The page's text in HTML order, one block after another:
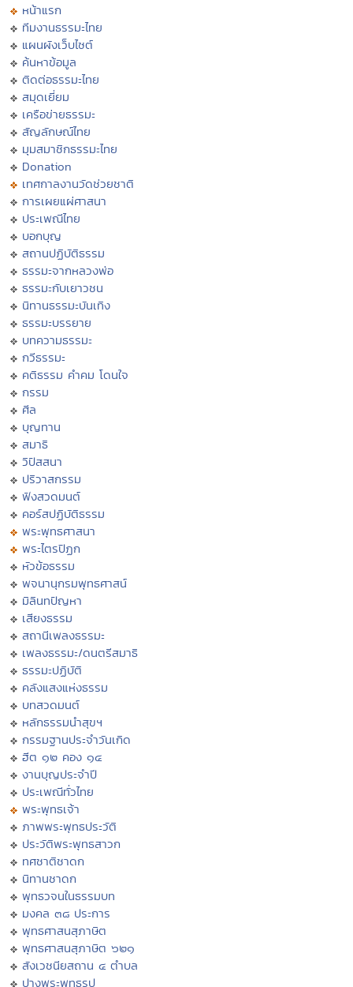
หน้าแรก
ทีมงานธรรมะไทย
แผนผังเว็บไซต์
ค้นหาข้อมูล
ติดต่อธรรมะไทย
สมุดเยี่ยม
เครือข่ายธรรมะ
สัญลักษณ์ไทย
มุมสมาชิกธรรมะไทย
Donation
เทศกาลงานวัดช่วยชาติ
การเผยแผ่ศาสนา
ประเพณีไทย
บอกบุญ
สถานปฏิบัติธรรม
ธรรมะจากหลวงพ่อ
ธรรมะกับเยาวชน
นิทานธรรมะบันเทิง
ธรรมะบรรยาย
บทความธรรมะ
กวีธรรมะ
คติธรรม คำคม โดนใจ
กรรม
ศีล
บุญทาน
สมาธิ
วิปัสสนา
ปริวาสกรรม
ฟังสวดมนต์
คอร์สปฏิบัติธรรม
พระพุทธศาสนา
พระไตรปิฏก
หัวข้อธรรม
พจนานุกรมพุทธศาสน์
มิลินทปัญหา
เสียงธรรม
สถานีเพลงธรรมะ
เพลงธรรมะ/ดนตรีสมาธิ
ธรรมะปฏิบัติ
คลังแสงแห่งธรรม
บทสวดมนต์
หลักธรรมนำสุขฯ
กรรมฐานประจำวันเกิด
ฮีต ๑๒ คอง ๑๔
งานบุญประจำปี
ประเพณีทั่วไทย
พระพุทธเจ้า
ภาพพระพุทธประวัติ
ประวัติพระพุทธสาวก
ทศชาติชาดก
นิทานชาดก
พุทธวจนในธรรมบท
มงคล ๓๘ ประการ
พุทธศาสนสุภาษิต
พุทธศาสนสุภาษิต ๖๒๑
สังเวชนียสถาน ๔ ตำบล
ปางพระพุทธรูป